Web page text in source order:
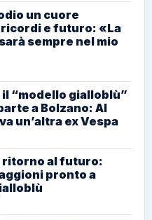
un cuore
e futuro: «La
sempre nel mio
il “modello gialloblù”
a Bolzano: Al
un’altra ex Vespa
ritorno al futuro:
pronto a